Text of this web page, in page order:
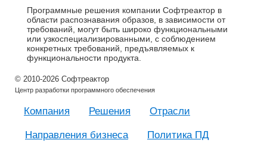
Программные решения компании Софтреактор в
области распознавания образов, в зависимости от
требований, могут быть широко функциональными
или узкоспециализированными, с соблюдением
конкретных требований, предъявляемых к
функциональности продукта.
© 2010-2026 Софтреактор
Центр разработки программного обеспечения
Компания Решения Отрасли
Направления бизнеса Политика ПД